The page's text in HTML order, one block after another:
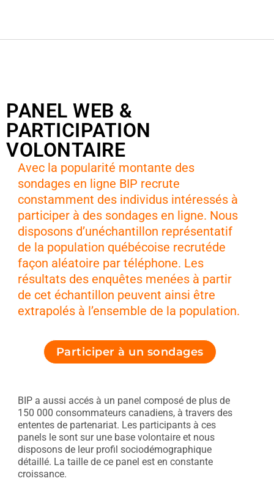
PANEL WEB &
PARTICIPATION
VOLONTAIRE
Avec la popularité montante des
sondages en ligne BIP recrute
constamment des individus intéressés à
participer à des sondages en ligne. Nous
disposons d’unéchantillon représentatif
de la population québécoise recrutéde
façon aléatoire par téléphone. Les
résultats des enquêtes menées à partir
de cet échantillon peuvent ainsi être
extrapolés à l’ensemble de la population.
Participer à un sondages
BIP a aussi accés à un panel composé de plus de
150 000 consommateurs canadiens, à travers des
ententes de partenariat. Les participants à ces
panels le sont sur une base volontaire et nous
disposons de leur profil sociodémographique
détaillé. La taille de ce panel est en constante
croissance.